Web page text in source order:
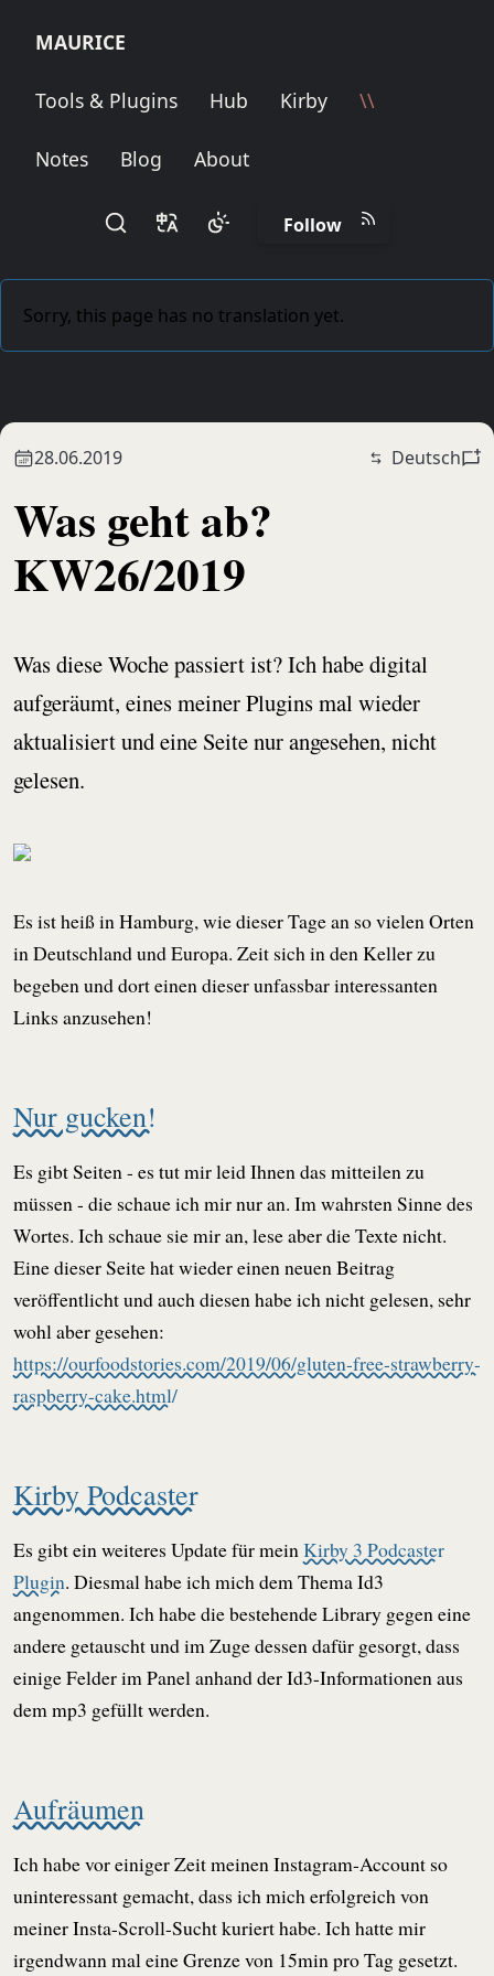
MAURICE
Tools & Plugins Hub Kirby \\
Notes Blog About
Follow
Sorry, this page has no translation yet.
28.06.2019 Deutsch
Was geht ab?
KW26/2019
Was diese Woche passiert ist? Ich habe digital
aufgeräumt, eines meiner Plugins mal wieder
aktualisiert und eine Seite nur angesehen, nicht
gelesen.
Es ist heiß in Hamburg, wie dieser Tage an so vielen Orten
in Deutschland und Europa. Zeit sich in den Keller zu
begeben und dort einen dieser unfassbar interessanten
Links anzusehen!
Nur gucken!
Es gibt Seiten - es tut mir leid Ihnen das mitteilen zu
müssen - die schaue ich mir nur an. Im wahrsten Sinne des
Wortes. Ich schaue sie mir an, lese aber die Texte nicht.
Eine dieser Seite hat wieder einen neuen Beitrag
veröffentlicht und auch diesen habe ich nicht gelesen, sehr
wohl aber gesehen:
https://ourfoodstories.com/2019/06/gluten-free-strawberry-
raspberry-cake.html/
Kirby Podcaster
Es gibt ein weiteres Update für meinKirby 3 Podcaster
Plugin. Diesmal habe ich mich dem Thema Id3
angenommen. Ich habe die bestehende Library gegen eine
andere getauscht und im Zuge dessen dafür gesorgt, dass
einige Felder im Panel anhand der Id3-Informationen aus
dem mp3 gefüllt werden.
Aufräumen
Ich habe vor einiger Zeit meinen Instagram-Account so
uninteressant gemacht, dass ich mich erfolgreich von
meiner Insta-Scroll-Sucht kuriert habe. Ich hatte mir
irgendwann mal eine Grenze von 15min pro Tag gesetzt.